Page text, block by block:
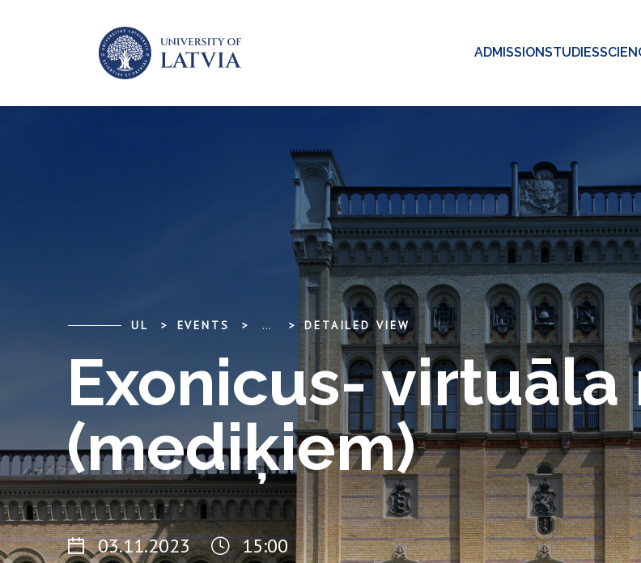
ADMISSIONSTUDIES
UL EVENTS ... DETAILED VIEW
Exonicus-
(mediķiem)
03.11.2023
15:00